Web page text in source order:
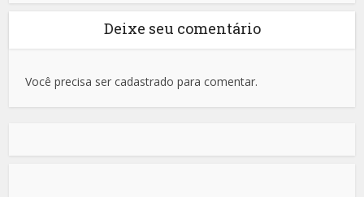
Deixe seu comentário
Você precisa ser cadastrado para comentar.